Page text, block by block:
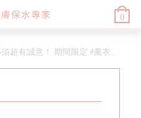
0
有誠意！ 期間限定 #薰衣草夜眠面膜